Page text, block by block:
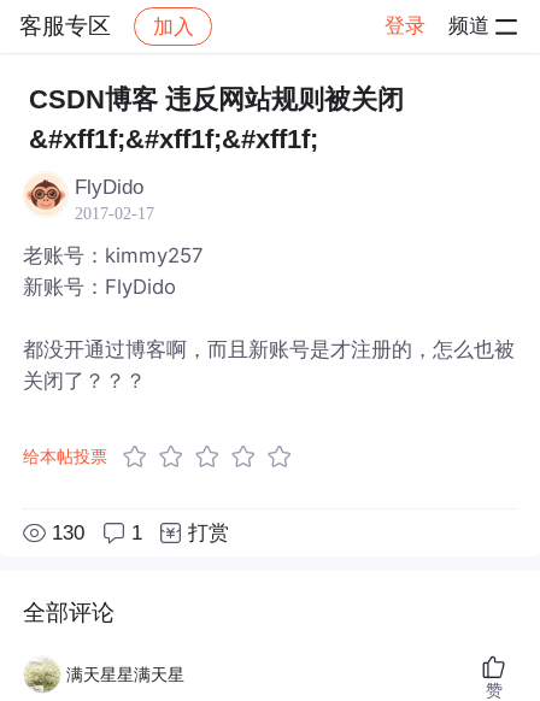
客服专区 加入 登录 频道
社区 客服专区 帖子详情
CSDN博客 违反网站规则被关闭
&#xff1f;&#xff1f;&#xff1f;
FlyDido
2017-02-17
老账号：kimmy257
新账号：FlyDido
都没开通过博客啊，而且新账号是才注册的，怎么也被
关闭了？？？
给本帖投票
130 1 打赏
全部评论
满天星星满天星
赞